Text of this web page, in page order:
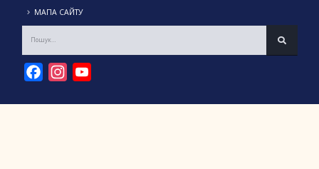
МАПА САЙТУ
FacebookInstagram